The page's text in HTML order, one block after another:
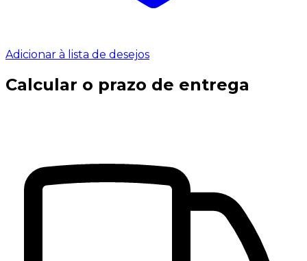
Adicionar à lista de desejos
Calcular o prazo de entrega